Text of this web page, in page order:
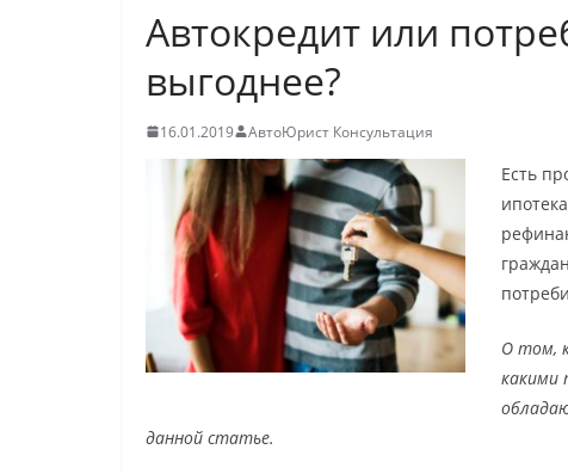
Автокредит или
выгоднее?
16.01.2019 АвтоЮрист Консультация
Есть
О том,
какими
данной статье.